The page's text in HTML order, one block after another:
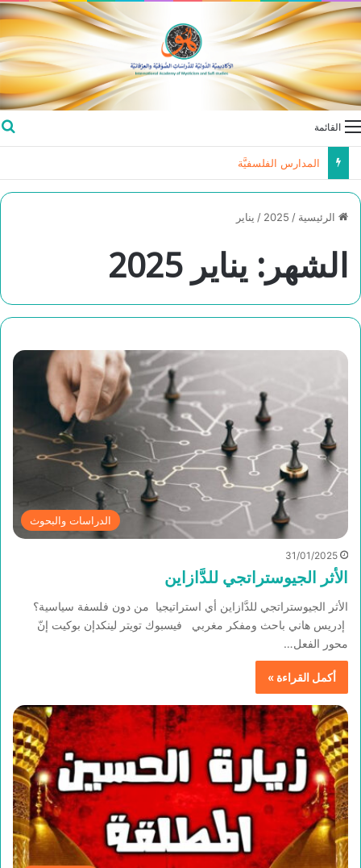
القائمة
المدارس الفلسفيَّة
الرئيسية /
2025
/ يناير
الشهر: يناير 2025
الدراسات والبحوث
31/01/2025
الأثر الجيوستراتجي للدَّازاين
الأثر الجيوستراتجي للدَّازاين أي استراتيجيا من دون فلسفة سياسية؟
إدريس هاني باحث ومفكر مغربي فيسبوك تويتر لينكدإن بوكيت إنّ
محور الفعل…
أكمل القراءة »